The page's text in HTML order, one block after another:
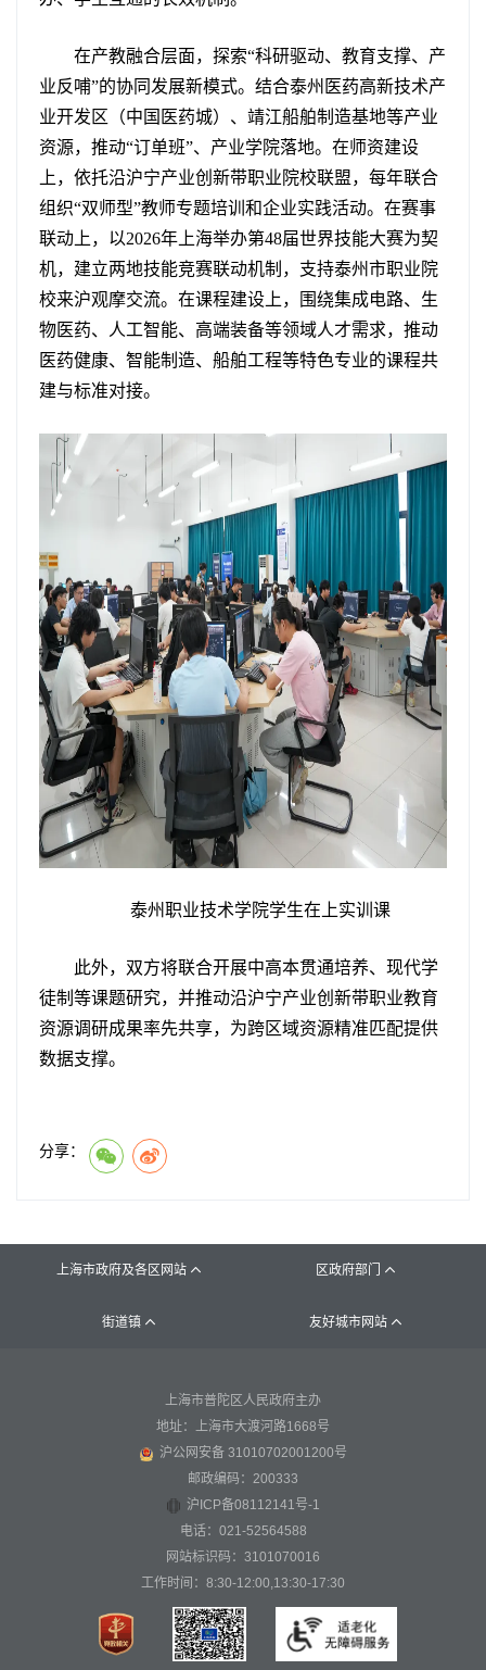
在产教融合层面，探索“科研驱动、教育支撑、产
业反哺”的协同发展新模式。结合泰州医药高新技术产
业开发区（中国医药城）、靖江船舶制造基地等产业
资源，推动“订单班”、产业学院落地。在师资建设
上，依托沿沪宁产业创新带职业院校联盟，每年联合
组织“双师型”教师专题培训和企业实践活动。在赛事
联动上，以2026年上海举办第48届世界技能大赛为契
机，建立两地技能竞赛联动机制，支持泰州市职业院
校来沪观摩交流。在课程建设上，围绕集成电路、生
物医药、人工智能、高端装备等领域人才需求，推动
医药健康、智能制造、船舶工程等特色专业的课程共
建与标准对接。
泰州职业技术学院学生在上实训课
此外，双方将联合开展中高本贯通培养、现代学
徒制等课题研究，并推动沿沪宁产业创新带职业教育
资源调研成果率先共享，为跨区域资源精准匹配提供
数据支撑。
分享：
上海市政府及各区网站  区政府部门 
街道镇  友好城市网站 
上海市普陀区人民政府主办
地址：上海市大渡河路1668号
沪公网安备 31010702001200号
邮政编码：200333
沪ICP备08112141号-1
电话：021-52564588
网站标识码：3101070016
工作时间：8:30-12:00,13:30-17:30